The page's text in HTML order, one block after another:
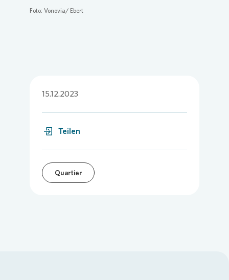
Foto: Vonovia/ Ebert
15.12.2023
Teilen
Quartier